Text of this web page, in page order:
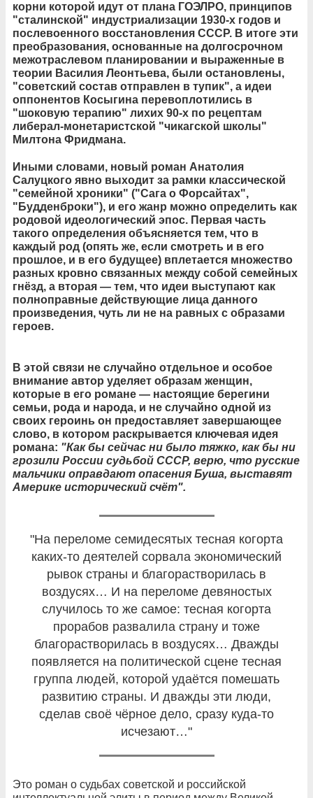
корни которой идут от плана ГОЭЛРО, принципов
"сталинской" индустриализации 1930-х годов и
послевоенного восстановления СССР. В итоге эти
преобразования, основанные на долгосрочном
межотраслевом планировании и выраженные в
теории Василия Леонтьева, были остановлены,
"советский состав отправлен в тупик", а идеи
оппонентов Косыгина перевоплотились в
"шоковую терапию" лихих 90-х по рецептам
либерал-монетаристской "чикагской школы"
Милтона Фридмана.
Иными словами, новый роман Анатолия
Салуцкого явно выходит за рамки классической
"семейной хроники" ("Сага о Форсайтах",
"Будденброки"), и его жанр можно определить как
родовой идеологический эпос. Первая часть
такого определения объясняется тем, что в
каждый род (опять же, если смотреть и в его
прошлое, и в его будущее) вплетается множество
разных кровно связанных между собой семейных
гнёзд, а вторая — тем, что идеи выступают как
полноправные действующие лица данного
произведения, чуть ли не на равных с образами
героев.
В этой связи не случайно отдельное и особое
внимание автор уделяет образам женщин,
которые в его романе — настоящие берегини
семьи, рода и народа, и не случайно одной из
своих героинь он предоставляет завершающее
слово, в котором раскрывается ключевая идея
романа: "Как бы сейчас ни было тяжко, как бы ни
грозили России судьбой СССР, верю, что русские
мальчики оправдают опасения Буша, выставят
Америке исторический счёт".
"На переломе семидесятых тесная когорта
каких-то деятелей сорвала экономический
рывок страны и благорастворилась в
воздусях… И на переломе девяностых
случилось то же самое: тесная когорта
прорабов развалила страну и тоже
благорастворилась в воздусях… Дважды
появляется на политической сцене тесная
группа людей, которой удаётся помешать
развитию страны. И дважды эти люди,
сделав своё чёрное дело, сразу куда-то
исчезают…"
Это роман о судьбах советской и российской